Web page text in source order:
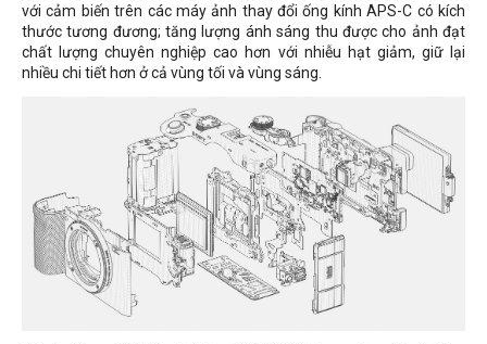
với cảm biến trên các máy ảnh thay đổi ống kính APS-C có kích
thước tương đương; tăng lượng ánh sáng thu được cho ảnh đạt
chất lượng chuyên nghiệp cao hơn với nhiễu hạt giảm, giữ lại
nhiều chi tiết hơn ở cả vùng tối và vùng sáng.